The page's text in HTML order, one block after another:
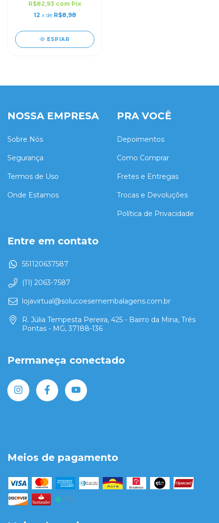
R$82,93 com Pix
12 x de R$8,98
ESPIAR
NOSSA EMPRESA
Sobre Nós
Segurança
Termos de Uso
Onde Estamos
PRA VOCÊ
Depoimentos
Como Comprar
Fretes e Entregas
Trocas e Devoluções
Política de Privacidade
Entre em contato
551120637587
(11) 2063-7587
lojavirtual@solucoesemembalagens.com.br
R. Júlia Tempesta Pereira, 425 - Bairro da Mina, Três
Pontas - MG, 37188-136
Permaneça conectado
Meios de pagamento